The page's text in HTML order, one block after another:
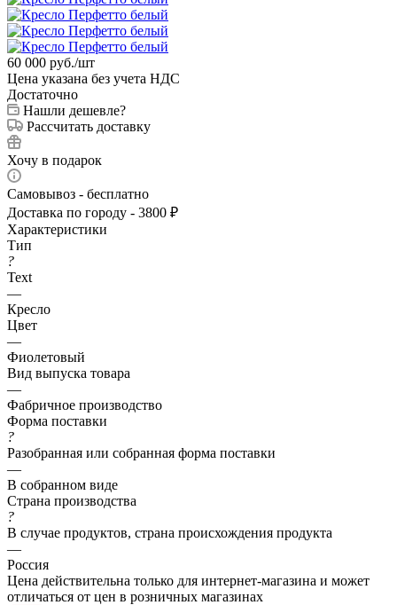
60 000 руб./шт
Цена указана без учета НДС
Достаточно
Нашли дешевле?
Рассчитать доставку
Хочу в подарок
Самовывоз - бесплатно
Доставка по городу - 3800 ₽
Характеристики
Тип
?
Text
—
Кресло
Цвет
—
Фиолетовый
Вид выпуска товара
—
Фабричное производство
Форма поставки
?
Разобранная или собранная форма поставки
—
В собранном виде
Страна производства
?
В случае продуктов, страна происхождения продукта
—
Россия
Цена действительна только для интернет-магазина и может
отличаться от цен в розничных магазинах